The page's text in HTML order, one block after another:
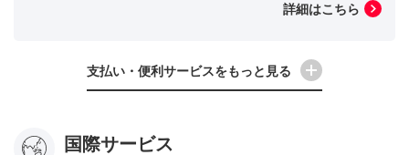
詳細はこちら
支払い・便利サービスをもっと見る
国際サービス